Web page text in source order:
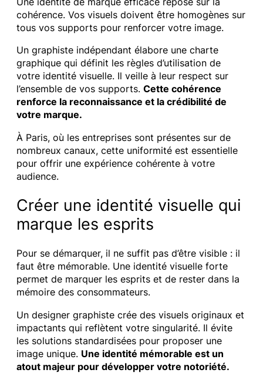
cohérence. Vos visuels doivent être homogènes sur
tous vos supports pour renforcer votre image.
Un graphiste indépendant élabore une charte
graphique qui définit les règles d’utilisation de
votre identité visuelle. Il veille à leur respect sur
l’ensemble de vos supports. Cette cohérence
renforce la reconnaissance et la crédibilité de
votre marque.
À Paris, où les entreprises sont présentes sur de
nombreux canaux, cette uniformité est essentielle
pour offrir une expérience cohérente à votre
audience.
Créer une identité visuelle qui
marque les esprits
Pour se démarquer, il ne suffit pas d’être visible : il
faut être mémorable. Une identité visuelle forte
permet de marquer les esprits et de rester dans la
mémoire des consommateurs.
Un designer graphiste crée des visuels originaux et
impactants qui reflètent votre singularité. Il évite
les solutions standardisées pour proposer une
image unique. Une identité mémorable est un
atout majeur pour développer votre notoriété.